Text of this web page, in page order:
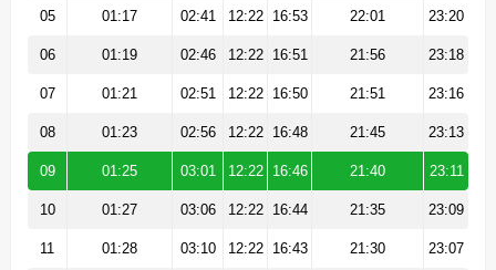
05 01:17 02:41 12:22 16:53 22:01 23:20
06 01:19 02:46 12:22 16:51 21:56 23:18
07 01:21 02:51 12:22 16:50 21:51 23:16
08 01:23 02:56 12:22 16:48 21:45 23:13
09 01:25 03:01 12:22 16:46 21:40 23:11
10 01:27 03:06 12:22 16:44 21:35 23:09
11 01:28 03:10 12:22 16:43 21:30 23:07